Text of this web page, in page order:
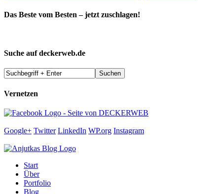
Das Beste vom Besten – jetzt zuschlagen!
Suche auf deckerweb.de
Vernetzen
Google+ Twitter LinkedIn WP.org Instagram
Start
Über
Portfolio
Blog